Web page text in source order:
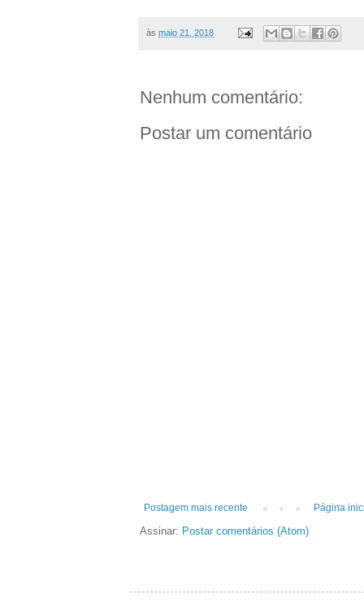
às maio 21, 2018
Nenhum comentário:
Postar um comentário
Postagem mais recente Página
Assinar: Postar comentários (Atom)